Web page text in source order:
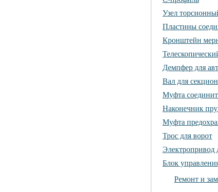
Узел
Пластины
Кронштейн
Демпфер для
Вал для
Муфта
Наконечник
Муфта
Трос для ворот
Электропривод
Блок
Ремонт и